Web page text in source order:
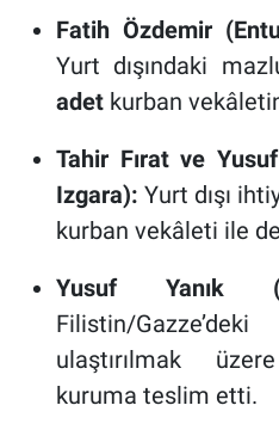
Fatih Özdemir
Yurt dışındaki
adetkurban
Tahir Fırat ve
Izgara): Yurt dışı
kurban vekâleti ile
Yusuf Yanık
Filistin/
ulaştırılmak
kuruma teslim etti.